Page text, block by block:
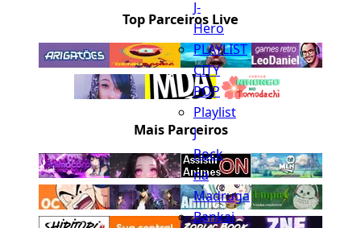
J-
Hero
PLAYLIST
CITY
POP
Playlist
J
Rock
na
Madruga
Bankai
Top Parceiros Live
Mais Parceiros